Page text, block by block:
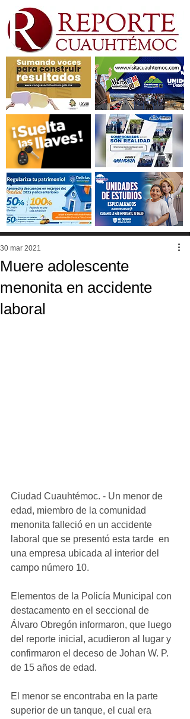
Muere adolescente
menonita en accidente
laboral
30 mar 2021
Ciudad Cuauhtémoc. - Un menor de
edad, miembro de la comunidad
menonita falleció en un accidente
laboral que se presentó esta tarde  en
una empresa ubicada al interior del
campo número 10.
Elementos de la Policía Municipal con
destacamento en el seccional de
Álvaro Obregón informaron, que luego
del reporte inicial, acudieron al lugar y
confirmaron el deceso de Johan W. P.
de 15 años de edad.
El menor se encontraba en la parte
superior de un tanque, el cual era